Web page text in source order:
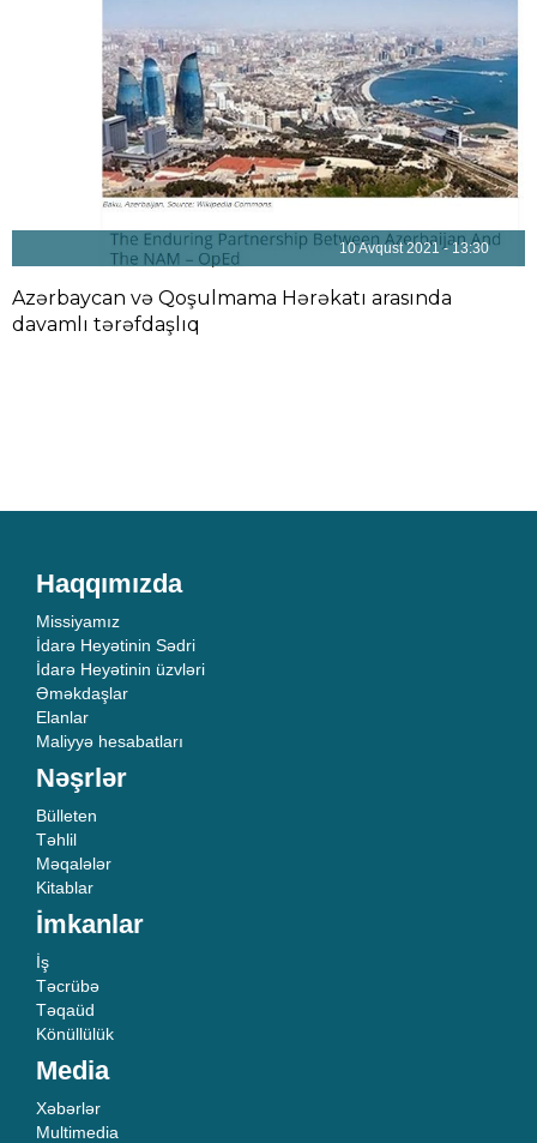
10 Avqust 2021 - 13:30
Azərbaycan və Qoşulmama Hərəkatı arasında
davamlı tərəfdaşlıq
Haqqımızda
Missiyamız
İdarə Heyətinin Sədri
İdarə Heyətinin üzvləri
Əməkdaşlar
Elanlar
Maliyyə hesabatları
Nəşrlər
Bülleten
Təhlil
Məqalələr
Kitablar
İmkanlar
İş
Təcrübə
Təqaüd
Könüllülük
Media
Xəbərlər
Multimedia